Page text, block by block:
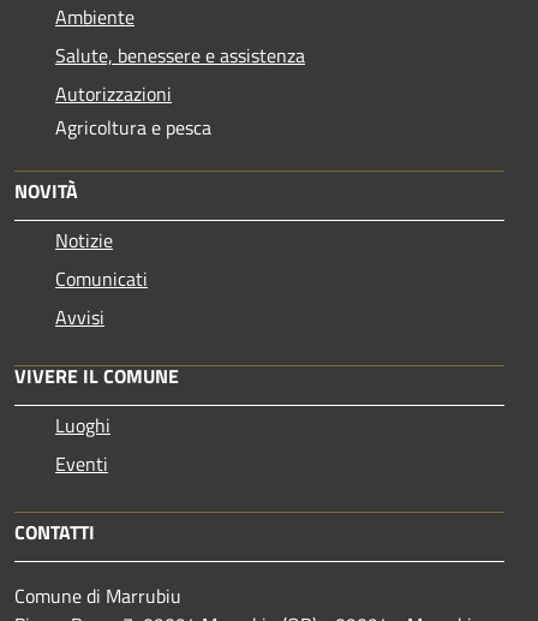
Ambiente
Salute, benessere e assistenza
Autorizzazioni
Agricoltura e pesca
NOVITÀ
Notizie
Comunicati
Avvisi
VIVERE IL COMUNE
Luoghi
Eventi
CONTATTI
Comune di Marrubiu